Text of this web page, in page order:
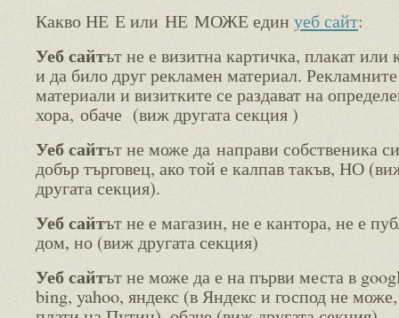
Какво НЕ Е или НЕ МОЖЕ един уеб сайт:
Уеб сайтът не е визитна картичка, плакат или
и да било друг рекламен материал. Рекламните
материали и визитките се раздават на
хора, обаче (виж другата секция )
Уеб сайтът не може да направи собственика
добър търговец, ако той е калпав такъв, НО
другата секция).
Уеб сайтът не е магазин, не е кантора, не е
дом, но (виж другата секция)
Уеб сайтът не може да е на първи места в
bing, yahoo, яндекс (в Яндекс и господ не